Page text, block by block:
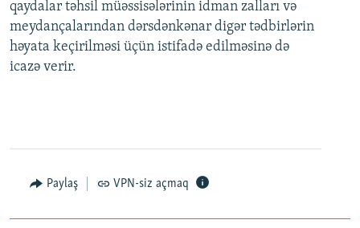
qaydalar təhsil müəssisələrinin idman zalları və
meydançalarından dərsdənkənar digər tədbirlərin
həyata keçirilməsi üçün istifadə edilməsinə də
icazə verir.
Paylaş VPN-siz açmaq